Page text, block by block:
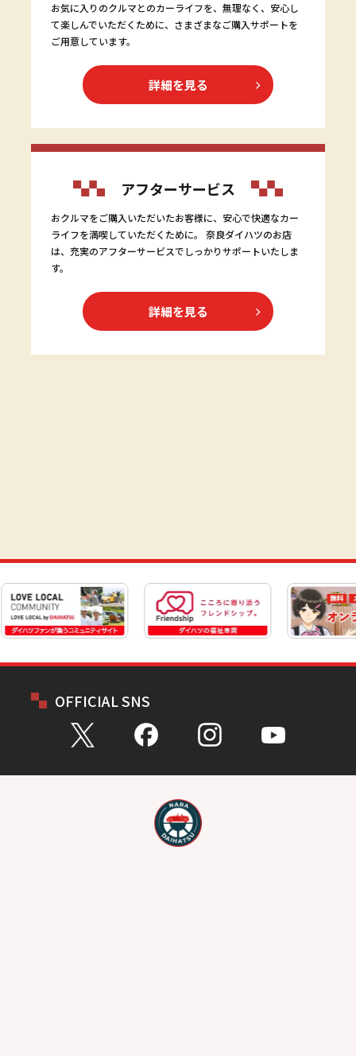
お気に入りのクルマとのカーライフを、無理なく、安心し
て楽しんでいただくために、さまざまなご購入サポートを
ご用意しています。
詳細を見る
アフターサービス
おクルマをご購入いただいたお客様に、安心で快適なカー
ライフを満喫していただくために。 奈良ダイハツのお店
は、充実のアフターサービスでしっかりサポートいたしま
す。
詳細を見る
OFFICIAL SNS